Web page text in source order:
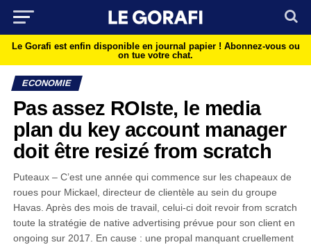
Le Gorafi est enfin disponible en journal papier ! Abonnez-vous ou
on tue votre chat.
ECONOMIE
Pas assez ROIste, le media
plan du key account manager
doit être resizé from scratch
Puteaux – C’est une année qui commence sur les chapeaux de
roues pour Mickael, directeur de clientèle au sein du groupe
Havas. Après des mois de travail, celui-ci doit revoir from scratch
toute la stratégie de native advertising prévue pour son client en
ongoing sur 2017. En cause : une propal manquant cruellement